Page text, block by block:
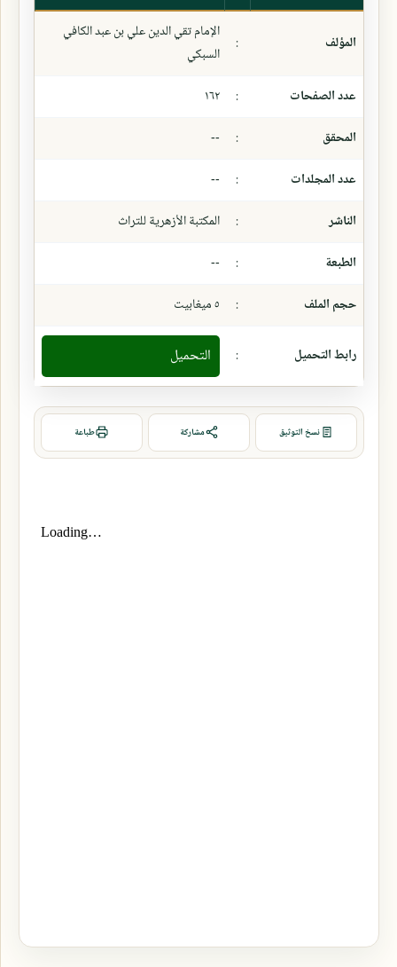
المؤلف :
الإمام تقي الدين علي بن عبد الكافي
السبكي
عدد الصفحات
:
١٦٢
المحقق
:
--
عدد المجلدات
:
--
الناشر
:
المكتبة الأزهرية للتراث
الطبعة
:
--
حجم الملف
: ٥ ميغابيت
رابط التحميل : التحميل
نسخ التوثيق مشاركة طباعة